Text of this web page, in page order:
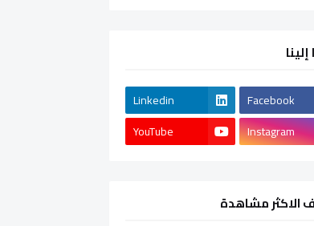
Facebook
Linkedin
Instagram
YouTube
الاكثر مشاهدة